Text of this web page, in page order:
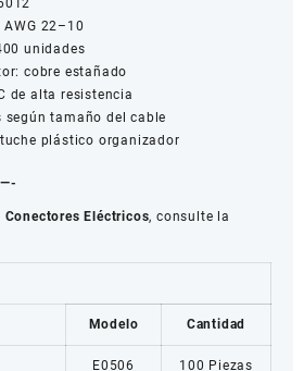
22–10
unidades
cobre estañado
de alta resistencia
según tamaño del cable
plástico organizador
Conectores Eléctricos, consulte la
Modelo Cantidad
E0506 100 Piezas